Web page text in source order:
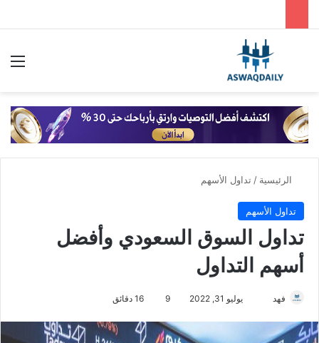
بحث عن
الرئيسية / تداول الأسهم
تداول الأسهم
تداول السوق السعودي وأفضل
أسهم التداول
فهد يوليو 31, 2022 9